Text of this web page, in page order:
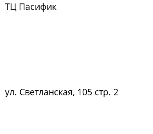
ТЦ Пасифик
ул. Светланская, 105 стр. 2